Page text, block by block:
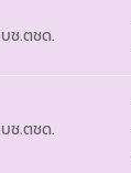
บช.ตชด.
บช.ตชด.